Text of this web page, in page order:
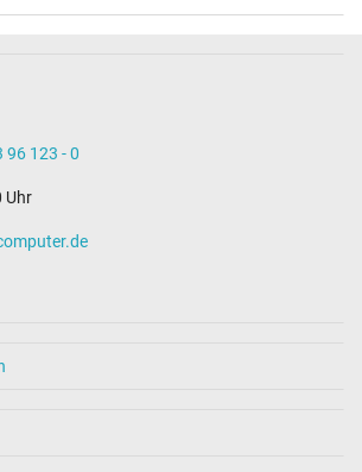
(m) (ca.)
und überhitzungsgeschützt
96 123 - 0
Uhr